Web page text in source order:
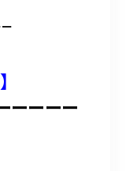
ーーーー